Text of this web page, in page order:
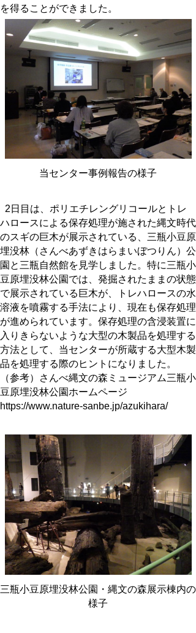
を得ることができました。
当センター事例報告の様子
2日目は、ポリエチレングリコールとトレ
ハロースによる保存処理が施された縄文時代
のスギの巨木が展示されている、三瓶小豆原
埋没林（さんべあずきはらまいぼつりん）公
園と三瓶自然館を見学しました。特に三瓶小
豆原埋没林公園では、発掘されたままの状態
で展示されている巨木が、トレハロースの水
溶液を噴霧する手法により、現在も保存処理
が進められています。保存処理の含浸装置に
入りきらないような大型の木製品を処理する
方法として、当センターが所蔵する大型木製
品を処理する際のヒントになりました。
（参考）さんべ縄文の森ミュージアム三瓶小
豆原埋没林公園ホームページ
https://www.nature-sanbe.jp/azukihara/
三瓶小豆原埋没林公園・縄文の森展示棟内の
様子